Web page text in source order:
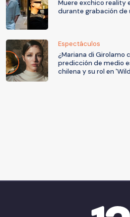
Muere exchico reality
durante grabación de
Espectáculos
¿Mariana di Girolamo
predicción de medio
chilena y su rol en